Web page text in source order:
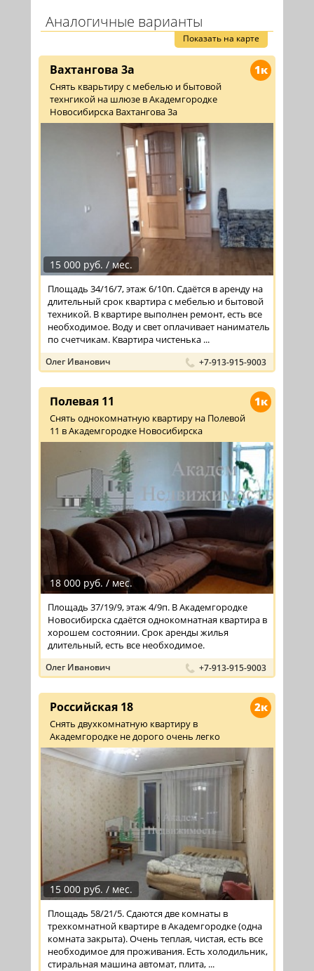
Аналогичные варианты
Показать на карте
1к
Вахтангова 3а
Снять кварьтиру с мебелью и бытовой
технгикой на шлюзе в Академгородке
Новосибирска Вахтангова 3а
15 000 руб. / мес.
Площадь 34/16/7, этаж 6/10п. Сдаётся в аренду на
длительный срок квартира с мебелью и бытовой
техникой. В квартире выполнен ремонт, есть все
необходимое. Воду и свет оплачивает наниматель
по счетчикам. Квартира чистенька ...
Олег Иванович +7-913-915-9003
1к
Полевая 11
Снять однокомнатную квартиру на Полевой
11 в Академгородке Новосибирска
18 000 руб. / мес.
Площадь 37/19/9, этаж 4/9п. В Академгородке
Новосибирска сдаётся однокомнатная квартира в
хорошем состоянии. Срок аренды жилья
длительный, есть все необходимое.
Олег Иванович +7-913-915-9003
2к
Российская 18
Снять двухкомнатную квартиру в
Академгородке не дорого очень легко
15 000 руб. / мес.
Площадь 58/21/5. Сдаются две комнаты в
трехкомнатной квартире в Академгородке (одна
комната закрыта). Очень теплая, чистая, есть все
необходимое для проживания. Есть холодильник,
стиральная машина автомат, плита, ...